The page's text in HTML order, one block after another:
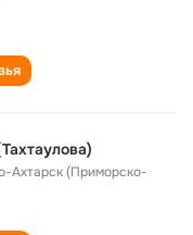
Ахтарск (Приморско-